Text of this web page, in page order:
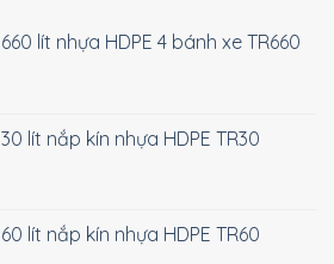
lít nhựa HDPE 4 bánh xe TR660
lít nắp kín nhựa HDPE TR30
lít nắp kín nhựa HDPE TR60